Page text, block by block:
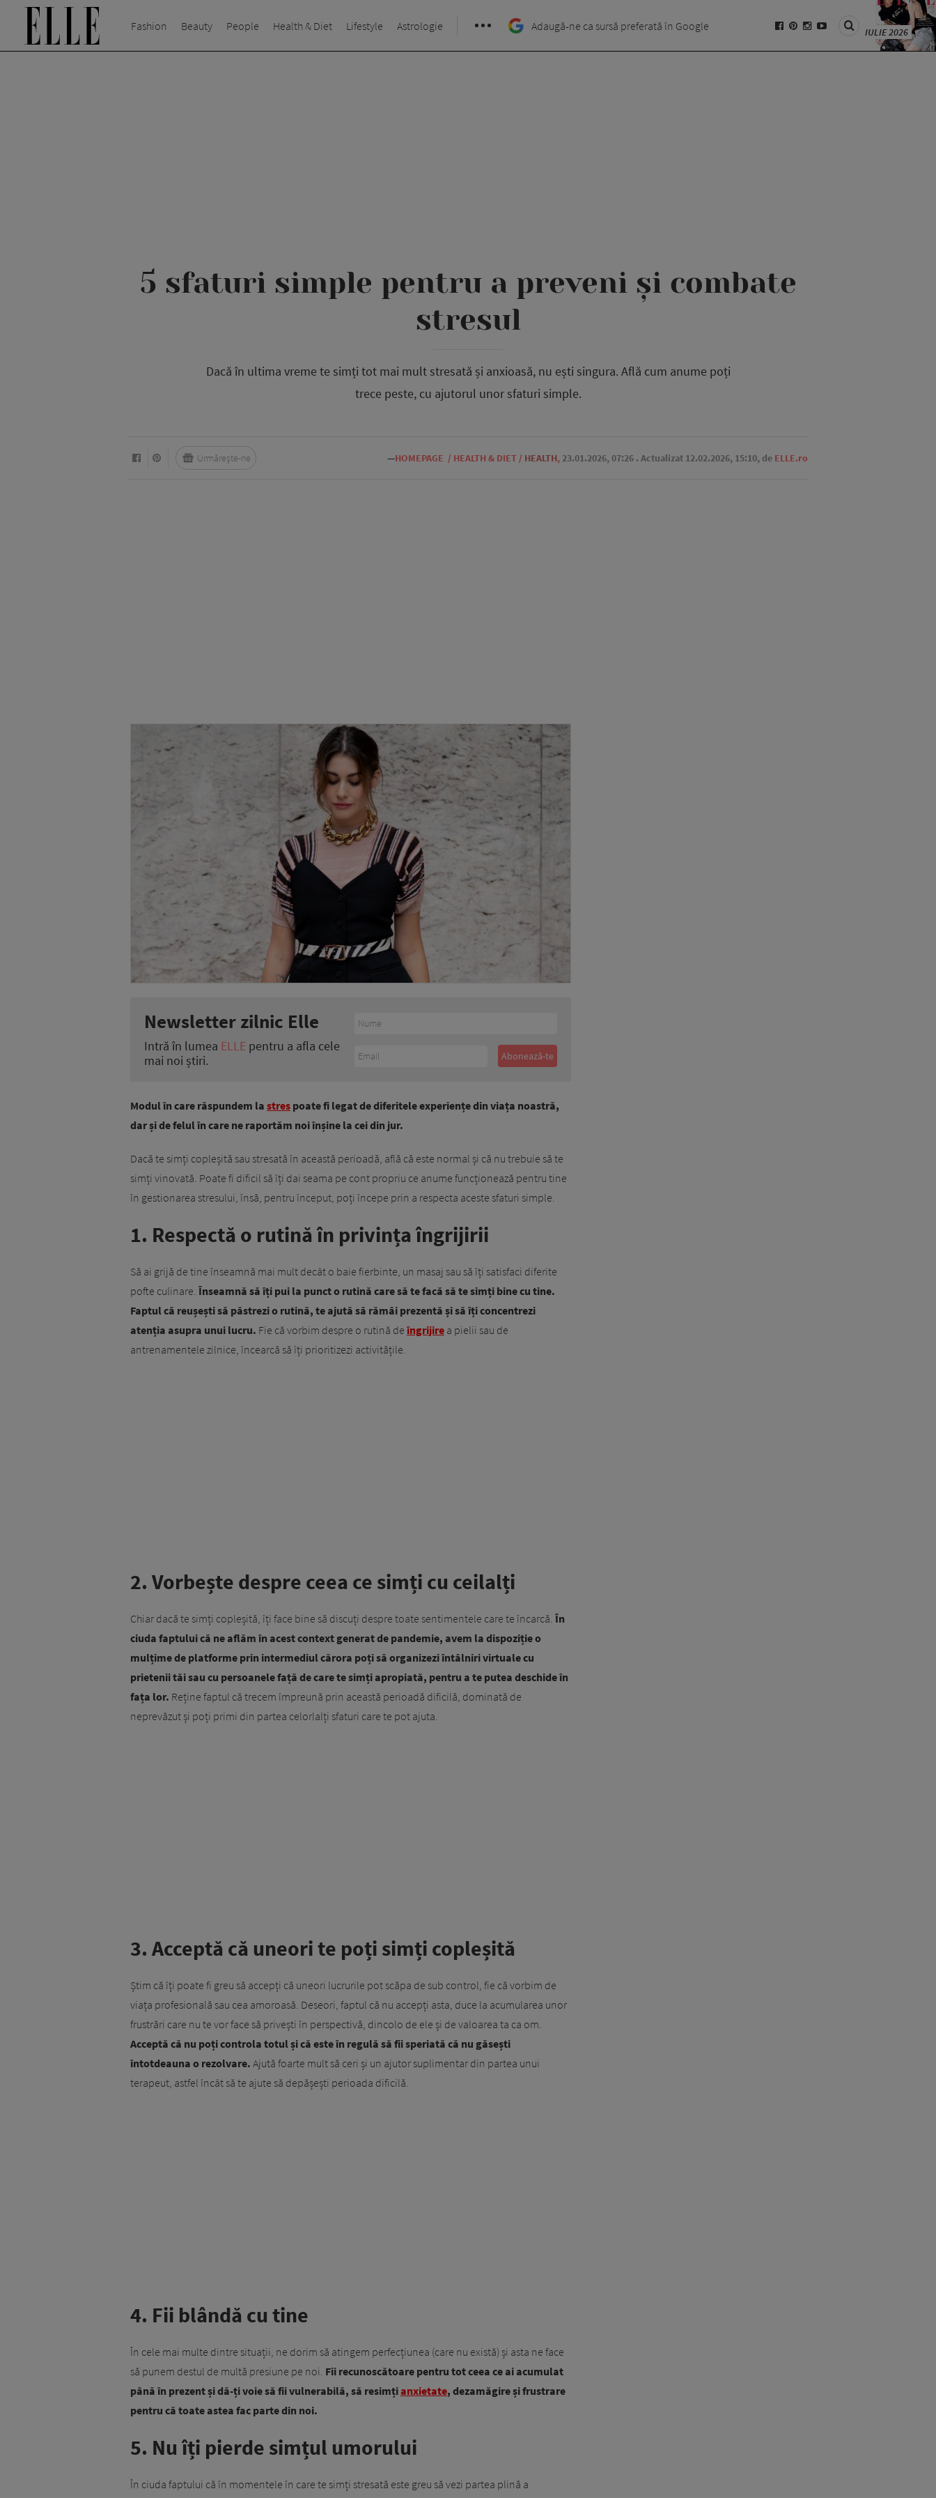
Fashion Beauty People Health & Diet Lifestyle Astrologie Adaugă-ne ca sursă preferată în Google IULIE 2026
5 sfaturi simple pentru a preveni și combate
stresul
Dacă în ultima vreme te simți tot mai mult stresată și anxioasă, nu ești singura. Află cum anume poți
trece peste, cu ajutorul unor sfaturi simple.
—HOMEPAGE / HEALTH & DIET / HEALTH, 23.01.2026, 07:26 . Actualizat 12.02.2026, 15:10, de ELLE.ro
Urmărește-ne
Newsletter zilnic Elle
Intră în lumea ELLE pentru a afla cele
mai noi știri.
Modul în care răspundem la stres poate fi legat de diferitele experiențe din viața noastră,
dar și de felul în care ne raportăm noi înșine la cei din jur.
Dacă te simți copleșită sau stresată în această perioadă, află că este normal și că nu trebuie să te
simți vinovată. Poate fi dificil să îți dai seama pe cont propriu ce anume funcționează pentru tine
în gestionarea stresului, însă, pentru început, poți începe prin a respecta aceste sfaturi simple.
1. Respectă o rutină în privința îngrijirii
Să ai grijă de tine înseamnă mai mult decât o baie fierbinte, un masaj sau să îți satisfaci diferite
pofte culinare. Înseamnă să îți pui la punct o rutină care să te facă să te simți bine cu tine.
Faptul că reușești să păstrezi o rutină, te ajută să rămâi prezentă și să îți concentrezi
atenția asupra unui lucru. Fie că vorbim despre o rutină de îngrijire a pielii sau de
antrenamentele zilnice, încearcă să îți prioritizezi activitățile.
2. Vorbește despre ceea ce simți cu ceilalți
Chiar dacă te simți copleșită, îți face bine să discuți despre toate sentimentele care te încarcă. În
ciuda faptului că ne aflăm în acest context generat de pandemie, avem la dispoziție o
mulțime de platforme prin intermediul cărora poți să organizezi întâlniri virtuale cu
prietenii tăi sau cu persoanele față de care te simți apropiată, pentru a te putea deschide în
fața lor. Reține faptul că trecem împreună prin această perioadă dificilă, dominată de
neprevăzut și poți primi din partea celorlalți sfaturi care te pot ajuta.
3. Acceptă că uneori te poți simți copleșită
Știm că îți poate fi greu să accepți că uneori lucrurile pot scăpa de sub control, fie că vorbim de
viața profesională sau cea amoroasă. Deseori, faptul că nu accepți asta, duce la acumularea unor
frustrări care nu te vor face să privești în perspectivă, dincolo de ele și de valoarea ta ca om.
Acceptă că nu poți controla totul și că este în regulă să fii speriată că nu găsești
întotdeauna o rezolvare. Ajută foarte mult să ceri și un ajutor suplimentar din partea unui
terapeut, astfel încât să te ajute să depășești perioada dificilă.
4. Fii blândă cu tine
În cele mai multe dintre situații, ne dorim să atingem perfecțiunea (care nu există) și asta ne face
să punem destul de multă presiune pe noi. Fii recunoscătoare pentru tot ceea ce ai acumulat
până în prezent și dă-ți voie să fii vulnerabilă, să resimțianxietate, dezamăgire și frustrare
pentru că toate astea fac parte din noi.
5. Nu îți pierde simțul umorului
În ciuda faptului că în momentele în care te simți stresată este greu să vezi partea plină a